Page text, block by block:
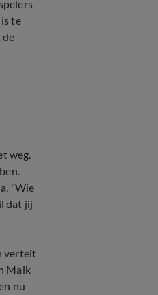
te
de
weg.
"Wie
dat jij
vertelt
Maik
nu